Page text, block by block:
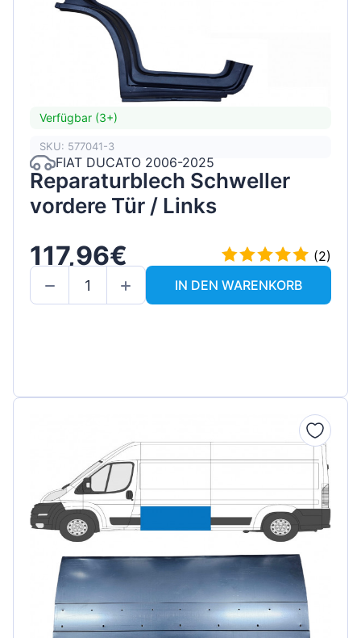
Verfügbar (3+)
SKU: 577041-3
FIAT DUCATO 2006-2025
Reparaturblech Schweller
vordere Tür / Links
117,96€
(2)
IN DEN WARENKORB